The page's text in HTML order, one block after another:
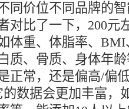
同价位不同品牌的
对比了一下，200元
体重、体脂率、
质、骨质、身体年
正常，还是偏高/偏
数据会更加丰富，